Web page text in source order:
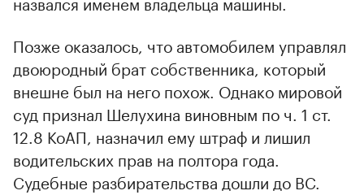
Позже оказалось, что автомобилем управлял
двоюродный брат собственника, который
внешне был на него похож. Однако мировой
суд признал Шелухина виновным по ч. 1 ст.
12.8 КоАП, назначил ему штраф и лишил
водительских прав на полтора года.
Судебные разбирательства дошли до ВС.